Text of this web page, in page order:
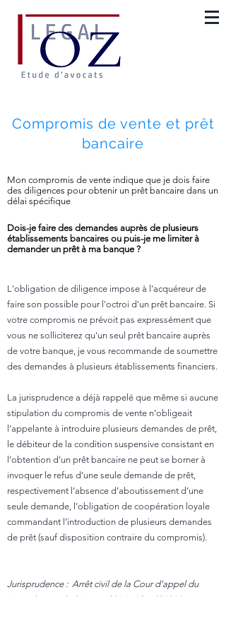
Compromis de vente et prêt
bancaire
Mon compromis de vente indique que je dois faire
des diligences pour obtenir un prêt bancaire dans un
délai spécifique
Dois-je faire des demandes auprès de plusieurs
établissements bancaires ou puis-je me limiter à
demander un prêt à ma banque ?
L'obligation de diligence impose à l’acquéreur de
faire son possible pour l'octroi d'un prêt bancaire. Si
votre compromis ne prévoit pas expressément que
vous ne solliciterez qu'un seul prêt bancaire auprès
de votre banque, je vous recommande de soumettre
des demandes à plusieurs établissements financiers.
La jurisprudence a déjà rappelé que même si aucune
stipulation du compromis de vente n’obligeait
l’appelante à introduire plusieurs demandes de prêt,
le débiteur de la condition suspensive consistant en
l’obtention d’un prêt bancaire ne peut se borner à
invoquer le refus d’une seule demande de prêt,
respectivement l’absence d’aboutissement d’une
seule demande, l’obligation de coopération loyale
commandant l’introduction de plusieurs demandes
de prêt (sauf disposition contraire du compromis).
Jurisprudence : Arrêt civil de la Cour d'appel du
Luxembourg du 26 mars 2014, rôle n°36318